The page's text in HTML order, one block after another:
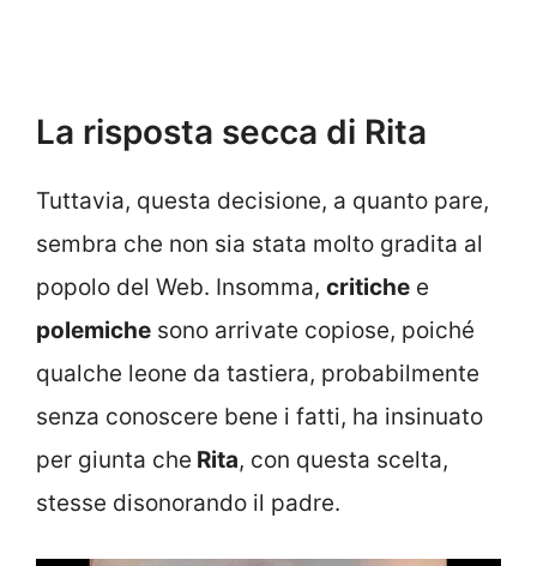
La risposta secca di Rita
Tuttavia, questa decisione, a quanto pare,
sembra che non sia stata molto gradita al
popolo del Web. Insomma, critiche e
polemiche sono arrivate copiose, poiché
qualche leone da tastiera, probabilmente
senza conoscere bene i fatti, ha insinuato
per giunta che Rita, con questa scelta,
stesse disonorando il padre.